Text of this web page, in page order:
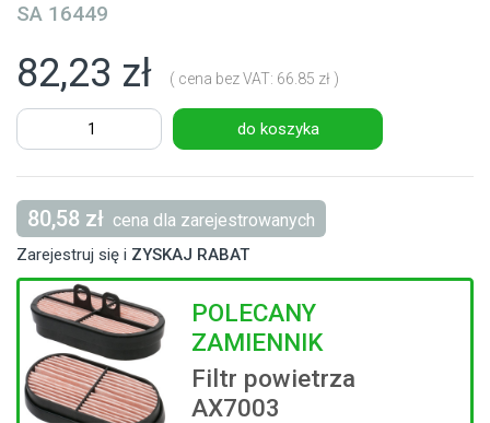
SA 16449
82,23 zł ( cena bez VAT: 66.85 zł )
do koszyka
80,58 zł cena dla zarejestrowanych
Zarejestruj się i ZYSKAJ RABAT
POLECANY
ZAMIENNIK
Filtr powietrza
AX7003